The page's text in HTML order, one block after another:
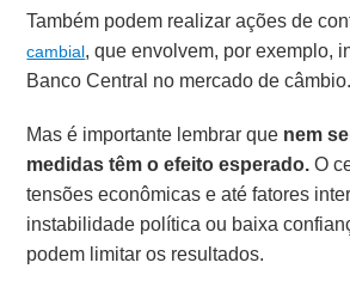
Também podem realizar ações de
cambial, que envolvem, por exemplo,
Banco Central no mercado de câmbio.
Mas é importante lembrar que nem
medidas têm o efeito esperado.O
tensões econômicas e até fatores
instabilidade política ou baixa
podem limitar os resultados.